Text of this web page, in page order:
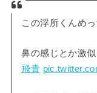
この浮所くんめ
鼻の感じとか激
飛貴